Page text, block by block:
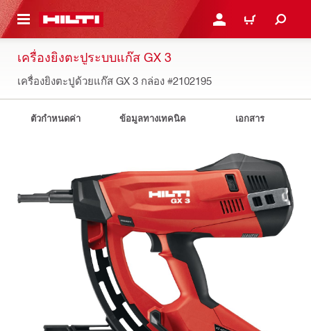
CONTENT เข้าสู่ระบบหรือลงทะเบียนเ
ตะกร้าสินค้า
เครื่องยิงตะปูระบบแก๊ส GX 3
เครื่องยิงตะปูด้วยแก๊ส GX 3 กล่อง #2102195
ตัวกำหนดค่า ข้อมูลทางเทคนิค เอกสาร